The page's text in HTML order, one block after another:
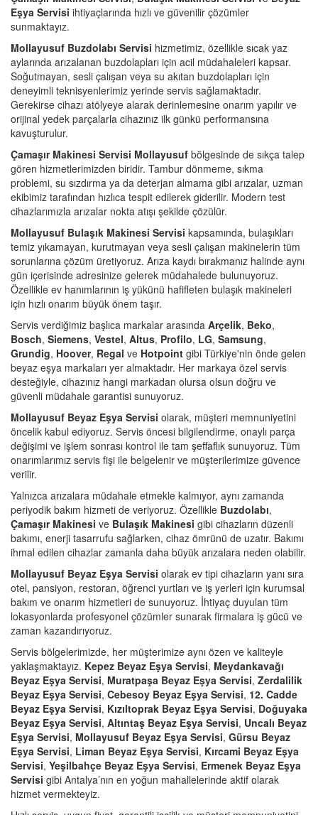
Eşya Servisi ihtiyaçlarında hızlı ve güvenilir çözümler
sunmaktayız.
Mollayusuf Buzdolabı Servisi hizmetimiz, özellikle sıcak yaz
aylarında arızalanan buzdolapları için acil müdahaleleri kapsar.
Soğutmayan, sesli çalışan veya su akıtan buzdolapları için
deneyimli teknisyenlerimiz yerinde servis sağlamaktadır.
Gerekirse cihazı atölyeye alarak derinlemesine onarım yapılır ve
orijinal yedek parçalarla cihazınız ilk günkü performansına
kavuşturulur.
Çamaşır Makinesi Servisi Mollayusuf bölgesinde de sıkça talep
gören hizmetlerimizden biridir. Tambur dönmeme, sıkma
problemi, su sızdırma ya da deterjan almama gibi arızalar, uzman
ekibimiz tarafından hızlıca tespit edilerek giderilir. Modern test
cihazlarımızla arızalar nokta atışı şekilde çözülür.
Mollayusuf Bulaşık Makinesi Servisi kapsamında, bulaşıkları
temiz yıkamayan, kurutmayan veya sesli çalışan makinelerin tüm
sorunlarına çözüm üretiyoruz. Arıza kaydı bırakmanız halinde aynı
gün içerisinde adresinize gelerek müdahalede bulunuyoruz.
Özellikle ev hanımlarının iş yükünü hafifleten bulaşık makineleri
için hızlı onarım büyük önem taşır.
Servis verdiğimiz başlıca markalar arasında Arçelik, Beko,
Bosch, Siemens, Vestel, Altus, Profilo, LG, Samsung,
Grundig, Hoover, Regal ve Hotpoint gibi Türkiye'nin önde gelen
beyaz eşya markaları yer almaktadır. Her markaya özel servis
desteğiyle, cihazınız hangi markadan olursa olsun doğru ve
güvenli müdahale garantisi sunuyoruz.
Mollayusuf Beyaz Eşya Servisi olarak, müşteri memnuniyetini
öncelik kabul ediyoruz. Servis öncesi bilgilendirme, onaylı parça
değişimi ve işlem sonrası kontrol ile tam şeffaflık sunuyoruz. Tüm
onarımlarımız servis fişi ile belgelenir ve müşterilerimize güvence
verilir.
Yalnızca arızalara müdahale etmekle kalmıyor, aynı zamanda
periyodik bakım hizmeti de veriyoruz. Özellikle Buzdolabı,
Çamaşır Makinesi ve Bulaşık Makinesi gibi cihazların düzenli
bakımı, enerji tasarrufu sağlarken, cihaz ömrünü de uzatır. Bakımı
ihmal edilen cihazlar zamanla daha büyük arızalara neden olabilir.
Mollayusuf Beyaz Eşya Servisi olarak ev tipi cihazların yanı sıra
otel, pansiyon, restoran, öğrenci yurtları ve iş yerleri için kurumsal
bakım ve onarım hizmetleri de sunuyoruz. İhtiyaç duyulan tüm
lokasyonlarda profesyonel çözümler sunarak firmalara iş gücü ve
zaman kazandırıyoruz.
Servis bölgelerimizde, her müşterimize aynı özen ve kaliteyle
yaklaşmaktayız. Kepez Beyaz Eşya Servisi, Meydankavağı
Beyaz Eşya Servisi, Muratpaşa Beyaz Eşya Servisi, Zerdalilik
Beyaz Eşya Servisi, Cebesoy Beyaz Eşya Servisi, 12. Cadde
Beyaz Eşya Servisi, Kızıltoprak Beyaz Eşya Servisi, Doğuyaka
Beyaz Eşya Servisi, Altıntaş Beyaz Eşya Servisi, Uncalı Beyaz
Eşya Servisi, Mollayusuf Beyaz Eşya Servisi, Gürsu Beyaz
Eşya Servisi, Liman Beyaz Eşya Servisi, Kırcami Beyaz Eşya
Servisi, Yeşilbahçe Beyaz Eşya Servisi, Ermenek Beyaz Eşya
Servisi gibi Antalya’nın en yoğun mahallelerinde aktif olarak
hizmet vermekteyiz.